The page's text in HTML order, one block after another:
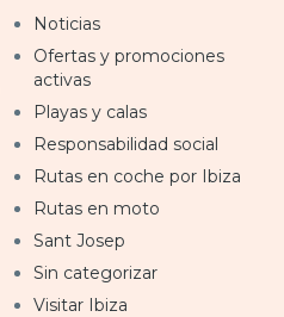
Noticias
Ofertas y promociones
activas
Playas y calas
Responsabilidad social
Rutas en coche por Ibiza
Rutas en moto
Sant Josep
Sin categorizar
Visitar Ibiza